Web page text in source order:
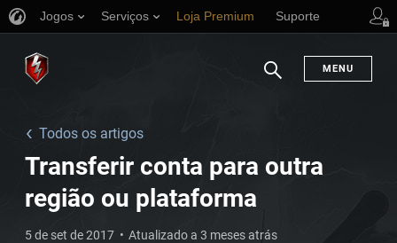
Jogos Serviços Loja Premium Suporte
MENU
Todos os artigos
Transferir conta para outra
região ou plataforma
5 de set de 2017 Atualizado a 3 meses atrás